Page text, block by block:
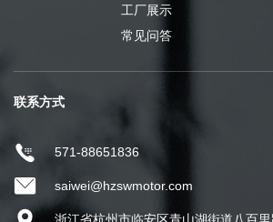
工厂展示
常见问答
联系方式
571-88651836
saiwei@hzswmotor.com
浙江省杭州市临安区青山湖街道八百